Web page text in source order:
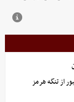
از تنگه هرمز